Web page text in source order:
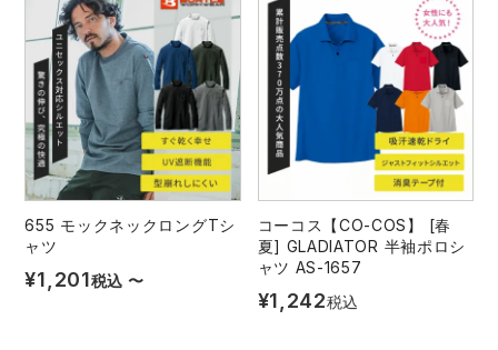
655 モックネックロングTシ
ャツ
¥1,201税込 〜
コーコス【CO-COS】 [春
夏] GLADIATOR 半袖ポロシ
ャツ AS-1657
¥1,242税込